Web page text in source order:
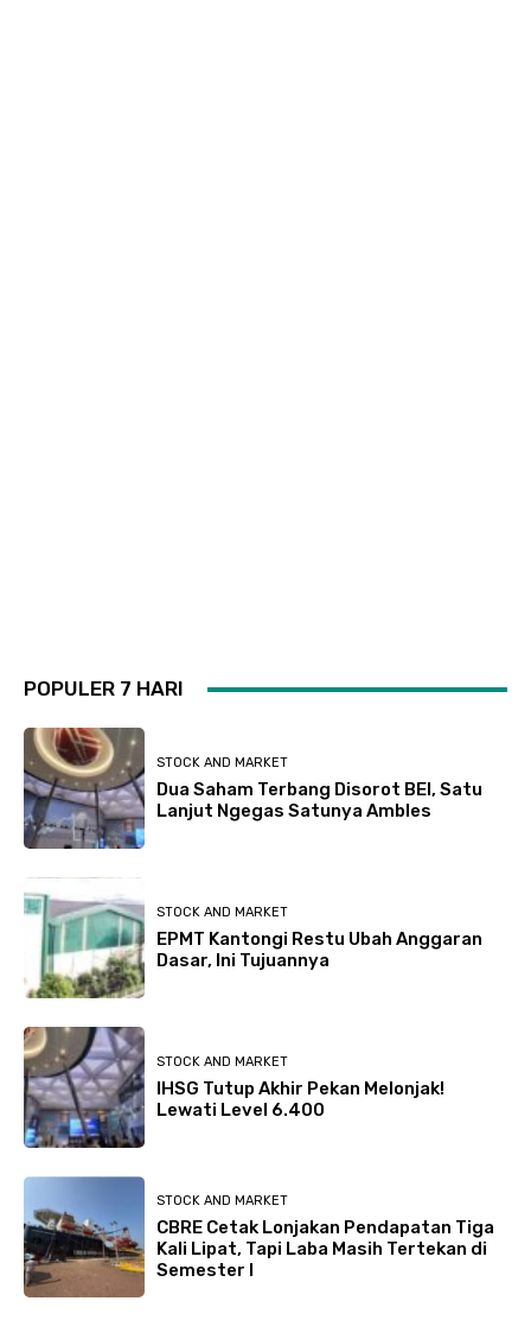
POPULER 7 HARI
STOCK AND MARKET
Dua Saham Terbang Disorot BEI, Satu
Lanjut Ngegas Satunya Ambles
STOCK AND MARKET
EPMT Kantongi Restu Ubah Anggaran
Dasar, Ini Tujuannya
STOCK AND MARKET
IHSG Tutup Akhir Pekan Melonjak!
Lewati Level 6.400
STOCK AND MARKET
CBRE Cetak Lonjakan Pendapatan Tiga
Kali Lipat, Tapi Laba Masih Tertekan di
Semester I